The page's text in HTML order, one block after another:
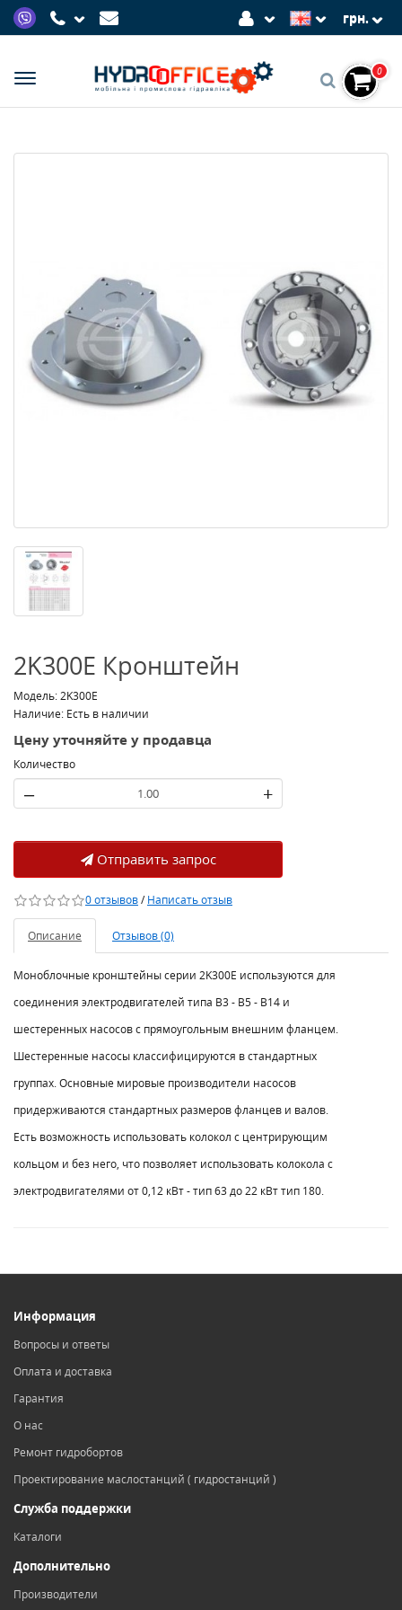
грн.
0
2K300E Кронштейн
Модель: 2K300E
Наличие: Есть в наличии
Цену уточняйте у продавца
Количество
– +
Отправить запрос
0 отзывов/Написать отзыв
Описание Отзывов (0)
Моноблочные кронштейны серии 2K300E используются для
соединения электродвигателей типа В3 - В5 - В14 и
шестеренных насосов с прямоугольным внешним фланцем.
Шестеренные насосы классифицируются в стандартных
группах. Основные мировые производители насосов
придерживаются стандартных размеров фланцев и валов.
Есть возможность использовать колокол с центрирующим
кольцом и без него, что позволяет использовать колокола с
электродвигателями от 0,12 кВт - тип 63 до 22 кВт тип 180.
Информация
Вопросы и ответы
Оплата и доставка
Гарантия
О нас
Ремонт гидробортов
Проектирование маслостанций ( гидростанций )
Служба поддержки
Каталоги
Дополнительно
Производители